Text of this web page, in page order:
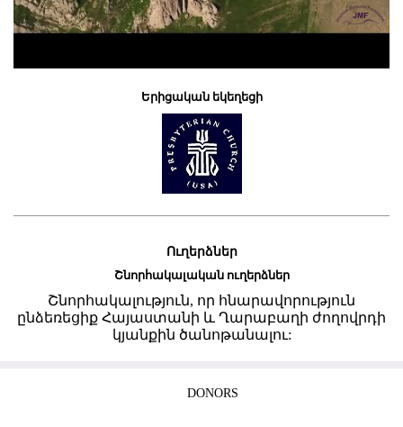
Երիցական եկեղեցի
Ուղերձներ
Շնորհակալական ուղերձներ
Շնորհակալություն, որ հնարավորություն
ընձեռեցիք Հայաստանի և Ղարաբաղի ժողովրդի
կյանքին ծանոթանալու:
DONORS